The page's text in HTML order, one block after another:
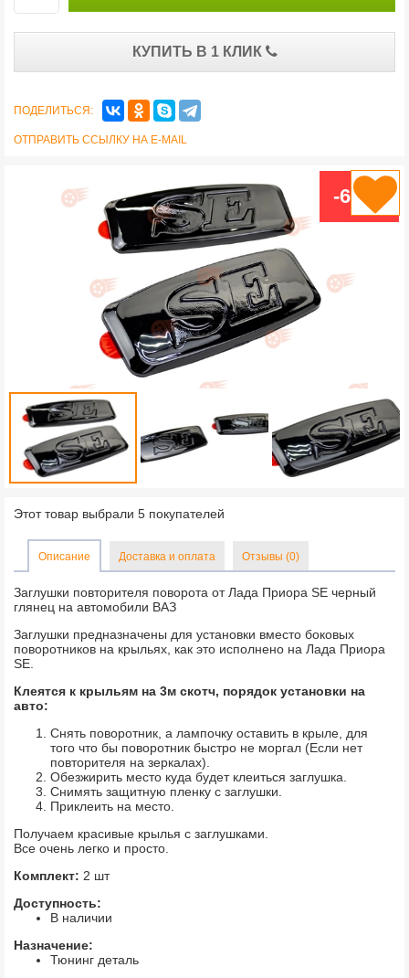
КУПИТЬ В 1 КЛИК
ПОДЕЛИТЬСЯ:
ОТПРАВИТЬ ССЫЛКУ НА E-MAIL
-68 %
Этот товар выбрали 5 покупателей
Описание Доставка и оплата Отзывы (0)
Заглушки повторителя поворота от Лада Приора SE черный
глянец на автомобили ВАЗ
Заглушки предназначены для установки вместо боковых
поворотников на крыльях, как это исполнено на Лада Приора
SE.
Клеятся к крыльям на 3м скотч, порядок установки на
авто:
Снять поворотник, а лампочку оставить в крыле, для
того что бы поворотник быстро не моргал (Если нет
повторителя на зеркалах).
Обезжирить место куда будет клеиться заглушка.
Снимять защитную пленку с заглушки.
Приклеить на место.
Получаем красивые крылья с заглушками.
Все очень легко и просто.
Комплект: 2 шт
Доступность:
В наличии
Назначение:
Тюнинг деталь